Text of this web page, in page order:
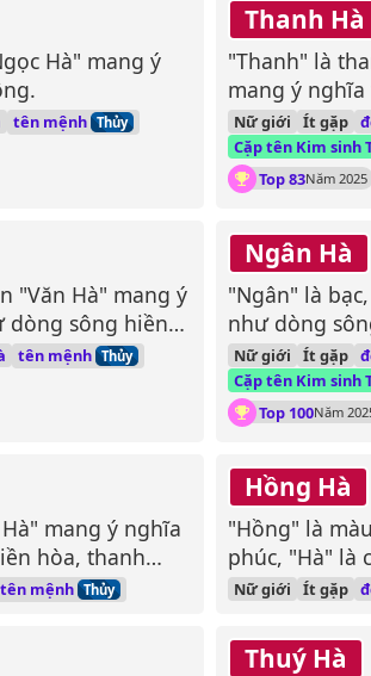
Hà" mang ý
tên mệnh Thủy
Thanh Hà
"Thanh" là
mang ý
Nữ giới Ít gặp
Cặp tên Kim sinh
Top 83Năm 2025
"Văn Hà" mang ý
dòng sông hiền
tên mệnh Thủy
Ngân Hà
"Ngân" là
như dòng
Nữ giới Ít gặp
Cặp tên Kim sinh
Top 100Năm
mang ý nghĩa
hòa, thanh
tên mệnh Thủy
Hồng Hà
"Hồng" là
phúc, "Hà" là
sống vui tươi,
Nữ giới Ít gặp
Thuý Hà